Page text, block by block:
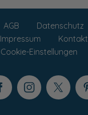
AGB
Datenschutz
Impressum
Kontakt
Cookie-Einstellungen